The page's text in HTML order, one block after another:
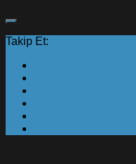
Takip Et: